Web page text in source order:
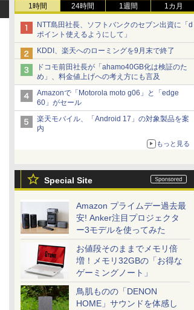
1時間 24時間 1週間 1カ月
NTT島田社長、ソフトバンクのセブン出資に「d
ポイント使えるようにして」
KDDI、楽天へのローミングを9月末で終了
ドコモ前田社長が「ahamo40GB化は検証のた
め」、料金値上げへの考え方にも言及
Amazonで「Motorola moto g06」と「edge
60」がセール
楽天モバイル、「Android 17」の対象製品を案
内
もっと見る
Special Site
Amazon プライムデー過去最
安! Anker注目プロジェクタ
ー3モデルを使ってみた
お値段そのままでメモリ倍
増！メモリ32GBの「お得な
ゲーミングノート」
鳥肌ものの「DENON
HOME」サウンドを体感し